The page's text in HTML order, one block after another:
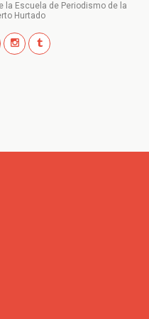
la Escuela de Periodismo de la
Hurtado